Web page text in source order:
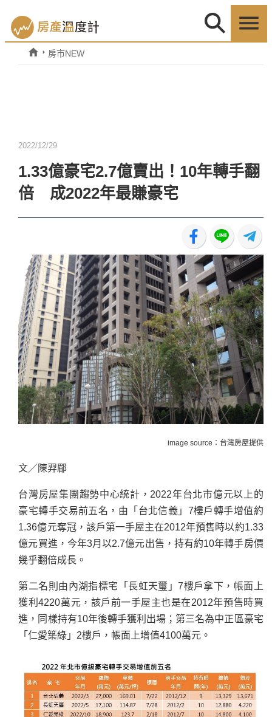
房市NEW
2022/12/29
1.33億豪宅2.7億賣出！10年轉手翻
倍 成2022年最賺豪宅
image source：台灣房屋提供
文／陳羿郿
台灣房屋集團趨勢中心統計，2022年台北市億元以上的
豪宅轉手交易前五名，由「台北信義」7樓戶轉手增值約
1.36億元奪冠，該戶第一手屋主在2012年預售時以約1.33
億元買進，今年3月以2.7億元出售，持有約10年轉手房價
幾乎翻倍成長。
第二名則由內湖指標宅「長虹天璽」7樓戶拿下，帳面上
獲利4220萬元，該戶前一手屋主也是在2012年預售時買
進，同樣持有10年後轉手獲利出場；第三名為中正區豪宅
「仁愛築綠」2樓戶，帳面上增值4100萬元。